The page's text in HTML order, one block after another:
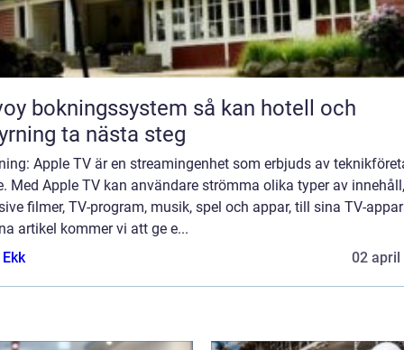
så kan hotell och
ta nästa steg
Apple TV är en streamingenhet som erbjuds av
Med Apple TV kan användare strömma olika typer av innehåll,
filmer, TV-program, musik, spel och appar, till sina TV-
artikel kommer vi att ge e...
02 april